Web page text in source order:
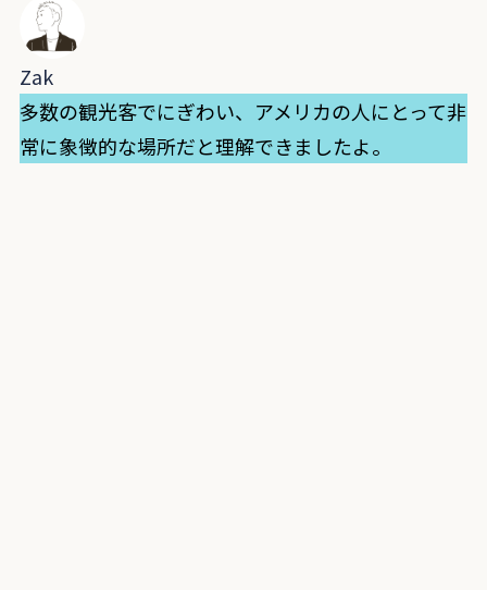
Zak
多数の観光客でにぎわい、アメリカの人にとって非
常に象徴的な場所だと理解できましたよ。